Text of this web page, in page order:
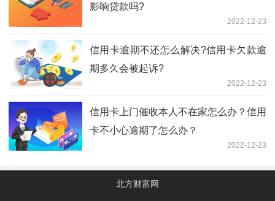
影响贷款吗?
2022-12-23
信用卡逾期不还怎么解决?信用卡欠款逾
期多久会被起诉?
2022-12-23
信用卡上门催收本人不在家怎么办？信用
卡不小心逾期了怎么办？
2022-12-23
北方财富网